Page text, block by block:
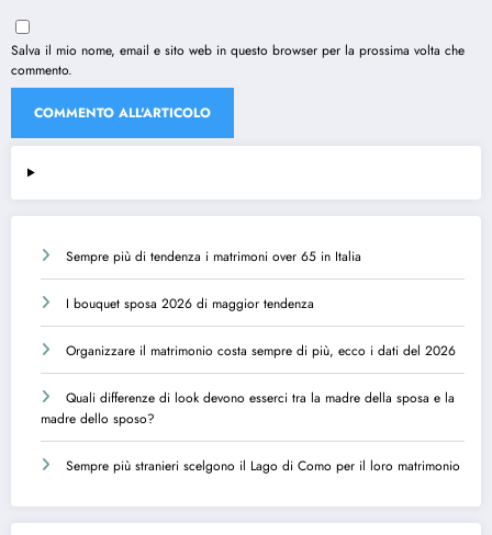
Salva il mio nome, email e sito web in questo browser per la prossima volta che
commento.
Sempre più di tendenza i matrimoni over 65 in Italia
I bouquet sposa 2026 di maggior tendenza
Organizzare il matrimonio costa sempre di più, ecco i dati del 2026
Quali differenze di look devono esserci tra la madre della sposa e la
madre dello sposo?
Sempre più stranieri scelgono il Lago di Como per il loro matrimonio